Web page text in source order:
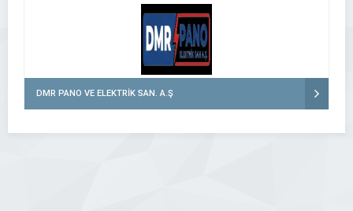
DMR PANO VE ELEKTRİK SAN. A.Ş